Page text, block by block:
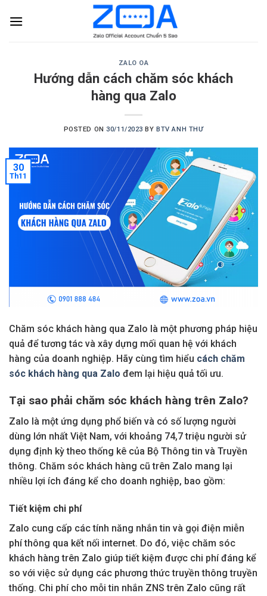
ZALO OA
Hướng dẫn cách chăm sóc khách
hàng qua Zalo
POSTED ON30/11/2023 BYBTV ANH THƯ
30
Th11
Chăm sóc khách hàng qua Zalo là một phương pháp hiệu
quả để tương tác và xây dựng mối quan hệ với khách
hàng của doanh nghiệp. Hãy cùng tìm hiểu cách chăm
sóc khách hàng qua Zalo đem lại hiệu quả tối ưu.
Tại sao phải chăm sóc khách hàng trên Zalo?
Zalo là một ứng dụng phổ biến và có số lượng người
dùng lớn nhất Việt Nam, với khoảng 74,7 triệu người sử
dụng định kỳ theo thống kê của Bộ Thông tin và Truyền
thông. Chăm sóc khách hàng cũ trên Zalo mang lại
nhiều lợi ích đáng kể cho doanh nghiệp, bao gồm:
Tiết kiệm chi phí
Zalo cung cấp các tính năng nhắn tin và gọi điện miễn
phí thông qua kết nối internet. Do đó, việc chăm sóc
khách hàng trên Zalo giúp tiết kiệm được chi phí đáng kể
so với việc sử dụng các phương thức truyền thông truyền
thống. Chi phí cho mỗi tin nhắn ZNS trên Zalo cũng rất